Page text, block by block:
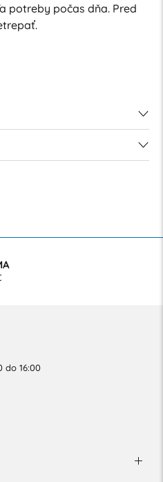
potreby počas dňa. Pred
do 16:00